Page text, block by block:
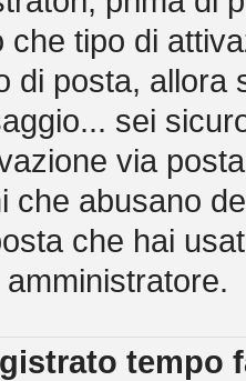
che tipo di
di posta, allora
sei
via
che abusano
che hai
tempo